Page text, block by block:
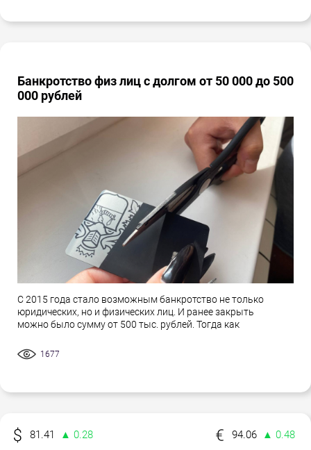
Банкротство физ лиц с долгом от 50 000 до 500
000 рублей
С 2015 года стало возможным банкротство не только
юридических, но и физических лиц. И ранее закрыть
можно было сумму от 500 тыс. рублей. Тогда как
1677
81.41 ▲ 0.28 94.06
▲ 0.48